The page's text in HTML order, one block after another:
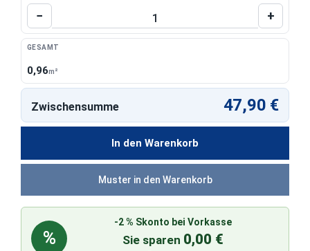
Produkt Anzahl: Gib den gewünschten
− +
GESAMT
0,96m²
In den Warenkorb
Zwischensumme 47,90 €
%
-2 % Skonto bei Vorkasse
Sie sparen 0,00 €
Muster in den Warenkorb